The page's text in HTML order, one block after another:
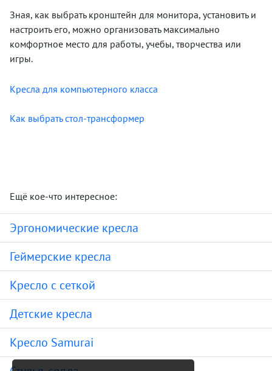
Зная, как выбрать кронштейн для монитора, установить и
настроить его, можно организовать максимально
комфортное место для работы, учебы, творчества или
игры.
Кресла для компьютерного класса
Как выбрать стол-трансформер
Ещё кое-что интересное:
Эргономические кресла
Геймерские кресла
Кресло с сеткой
Детские кресла
Кресло Samurai